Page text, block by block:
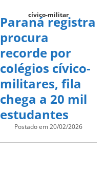
cívico-militar
Paraná registra
procura
recorde por
colégios cívico-
militares, fila
chega a 20 mil
estudantes
Postado em 20/02/2026